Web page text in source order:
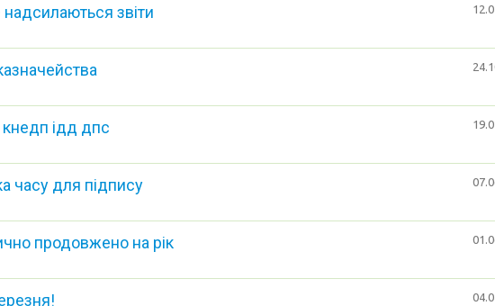
звіти
ідд дпс
часу для підпису
продовжено на рік